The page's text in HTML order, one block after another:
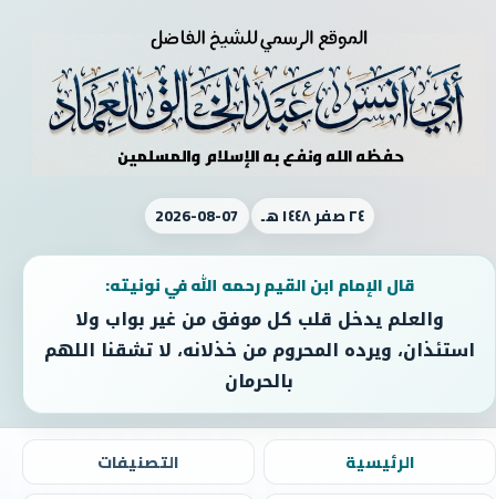
٢٤ صفر ١٤٤٨ هـ 2026-08-07
قال الإمام ابن القيم رحمه الله في نونيته:
والعلم يدخل قلب كل موفق من غير بواب ولا
استئذان، ويرده المحروم من خذلانه، لا تشقنا اللهم
بالحرمان
الرئيسية
التصنيفات